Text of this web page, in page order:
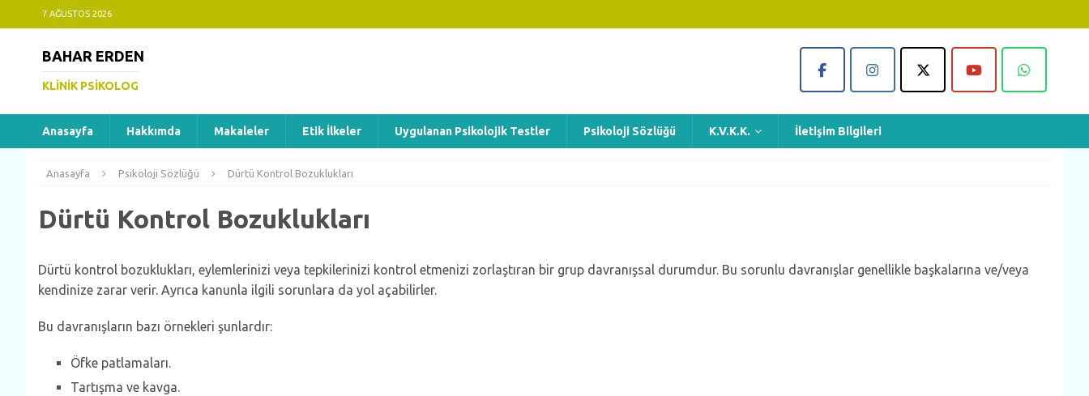
7 AĞUSTOS 2026
BAHAR ERDEN
KLINIK PSIKOLOG
Anasayfa Hakkımda Makaleler Etik İlkeler Uygulanan Psikolojik Testler Psikoloji Sözlüğü K.V.K.K. İletişim Bilgileri
Anasayfa Psikoloji Sözlüğü Dürtü Kontrol Bozuklukları
Dürtü Kontrol Bozuklukları
Dürtü kontrol bozuklukları, eylemlerinizi veya tepkilerinizi kontrol etmenizi zorlaştıran bir grup davranışsal durumdur. Bu sorunlu davranışlar genellikle başkalarına ve/veya
kendinize zarar verir. Ayrıca kanunla ilgili sorunlara da yol açabilirler.
Bu davranışların bazı örnekleri şunlardır:
Öfke patlamaları.
Tartışma ve kavga.